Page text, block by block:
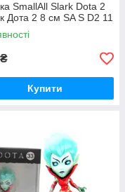
SmallAll Slark Dota 2
Дота 2 8 см SA S D2 11
₴
Купити